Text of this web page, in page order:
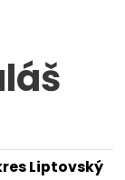
Liptovský